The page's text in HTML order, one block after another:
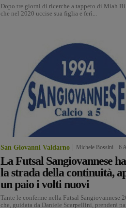
Dopo tre giorni di ricerche a tappeto di Miah
che nel 2020 uccise sua figlia e ferì...
San Giovanni Valdarno Michele Bossini 6
La Futsal Sangiovannese
la strada della continuità,
un paio i volti nuovi
Tante le conferme nella Futsal Sangiovannese
che, guidata da Daniele Scarpellini, prenderà